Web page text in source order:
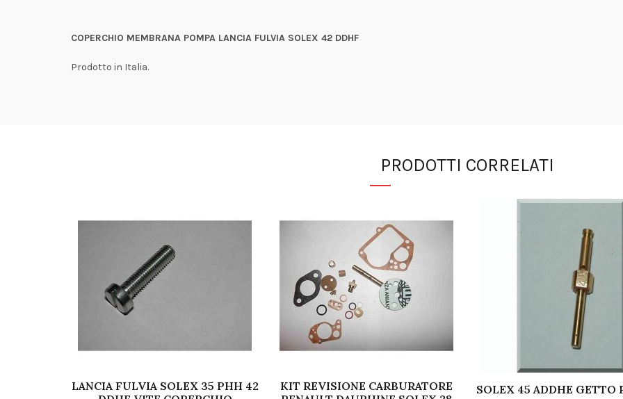
COPERCHIO MEMBRANA POMPA LANCIA FULVIA SOLEX 42 DDHF
Prodotto in Italia.
PRODOTTI CORRELATI
LANCIA FULVIA SOLEX 35 PHH 42
KIT REVISIONE CARBURATORE
SOLEX 45 ADDHE GETTO